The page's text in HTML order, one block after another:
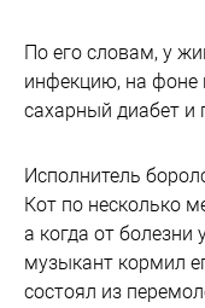
По его словам, у
инфекцию, на фоне
сахарный диабет и
Исполнитель
Кот по несколько
а когда от болезни
музыкант кормил
состоял из